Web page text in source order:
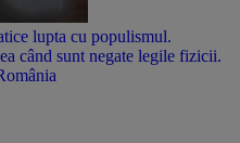
lupta cu populismul.
când sunt negate legile fizicii.